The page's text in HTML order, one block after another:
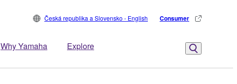
Why Yamaha Explore
Česká republika a Slovensko - English Consumer